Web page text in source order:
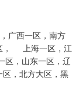
广西一区，南方
， 上海一区，江
区，山东一区，辽
，北方大区，黑